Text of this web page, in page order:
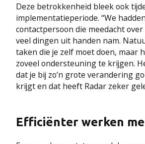
Deze betrokkenheid bleek ook
implementatieperiode. “We
contactpersoon die meedacht
veel dingen uit handen nam.
taken die je zelf moet doen, maar
zoveel ondersteuning te krijgen.
dat je bij zo’n grote verandering
krijgt en dat heeft Radar zeker
Efficiënter werken